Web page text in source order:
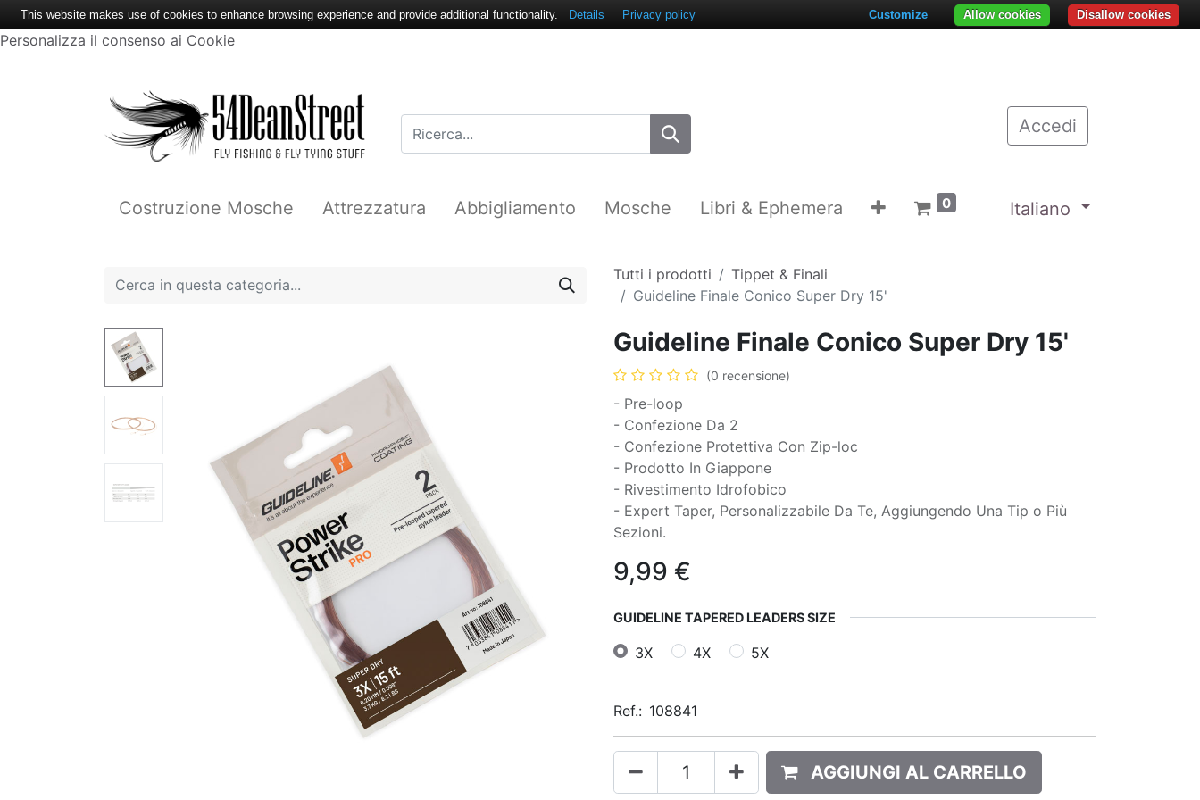
Personalizza il consenso ai Cookie
Accedi
Costruzione Mosche Attrezzatura Abbigliamento Mosche Libri & Ephemera 0 Italiano
Tutti i prodotti
Tippet & Finali
Guideline Finale Conico Super Dry 15'
Guideline Finale Conico Super Dry 15'
(0 recensione)
- Pre-loop
- Confezione Da 2
- Confezione Protettiva Con Zip-loc
- Prodotto In Giappone
- Rivestimento Idrofobico
- Expert Taper, Personalizzabile Da Te, Aggiungendo Una Tip o Più
Sezioni.
9,99 €
GUIDELINE TAPERED LEADERS SIZE
3X 4X 5X
Ref.: 108841
AGGIUNGI AL CARRELLO
This website makes use of cookies to enhance browsing experience and provide additional functionality. Details Privacy policy Disallow cookies
Allow cookies
Customize